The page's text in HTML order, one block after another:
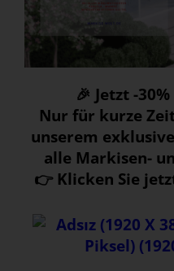
🎉 Jetzt -
Nur für kurze
unserem
alle Markisen-
👉 Klicken Sie